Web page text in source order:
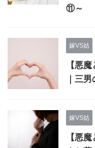
⑪～
嫁VS姑
【悪
｜三
嫁VS姑
【悪